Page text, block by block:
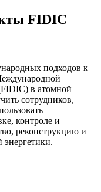
FIDIC
подходов к
в атомной
сотрудников,
контроле и
реконструкцию и
энергетики.